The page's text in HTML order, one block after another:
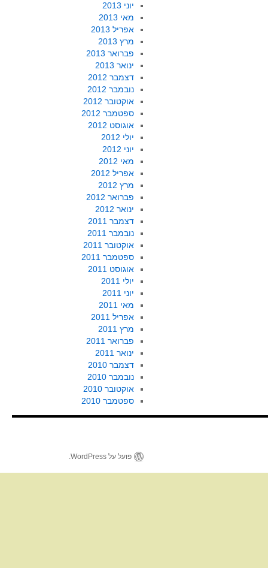
יוני 2013
מאי 2013
אפריל 2013
מרץ 2013
פברואר 2013
ינואר 2013
דצמבר 2012
נובמבר 2012
אוקטובר 2012
ספטמבר 2012
אוגוסט 2012
יולי 2012
יוני 2012
מאי 2012
אפריל 2012
מרץ 2012
פברואר 2012
ינואר 2012
דצמבר 2011
נובמבר 2011
אוקטובר 2011
ספטמבר 2011
אוגוסט 2011
יולי 2011
יוני 2011
מאי 2011
אפריל 2011
מרץ 2011
פברואר 2011
ינואר 2011
דצמבר 2010
נובמבר 2010
אוקטובר 2010
ספטמבר 2010
פועל על WordPress.